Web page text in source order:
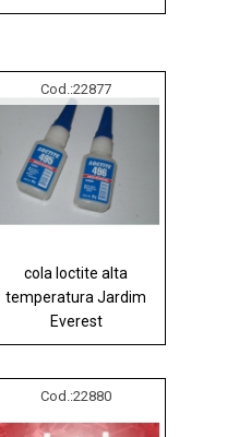
Cod.:22877
cola loctite alta
temperatura Jardim
Everest
Cod.:22880